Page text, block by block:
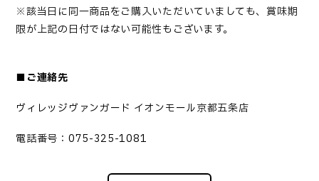
※該当日に同一商品をご購入いただいていましても、賞味期
限が上記の日付ではない可能性もございます。
■ご連絡先
ヴィレッジヴァンガード イオンモール京都五条店
電話番号：075-325-1081